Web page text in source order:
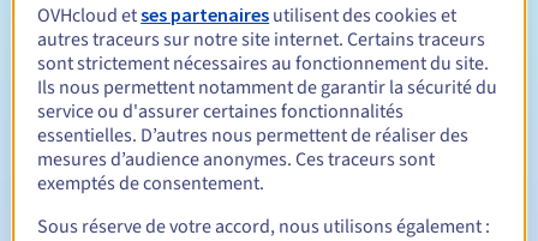
Règles de gestion et notifications
Durée de réservation Entre 1 et 10 ans
Durée de renouvellement
OVHcloud etses partenaires utilisent des cookies et
autres traceurs sur notre site internet. Certains traceurs
sont strictement nécessaires au fonctionnement du site.
Ils nous permettent notamment de garantir la sécurité du
service ou d'assurer certaines fonctionnalités
essentielles. D’autres nous permettent de réaliser des
mesures d’audience anonymes. Ces traceurs sont
exemptés de consentement.
Sous réserve de votre accord, nous utilisons également :